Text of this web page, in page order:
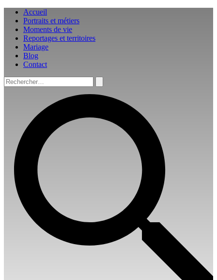
Aller
contenu
Accueil
Portraits et métiers
Moments de vie
Reportages et territoires
Mariage
Blog
Contact
Rechercher :